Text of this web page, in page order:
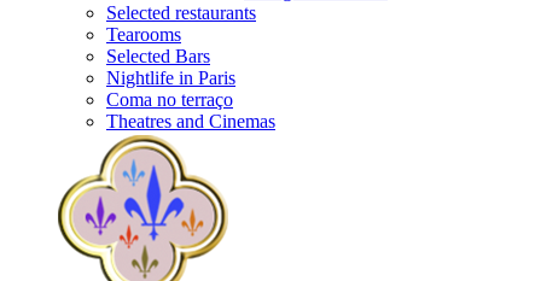
Selected restaurants
Tearooms
Selected Bars
Nightlife in Paris
Coma no terraço
Theatres and Cinemas